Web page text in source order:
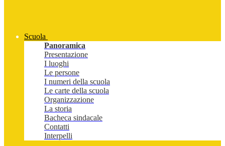
Scuola
Panoramica
Presentazione
I luoghi
Le persone
I numeri della scuola
Le carte della scuola
Organizzazione
La storia
Bacheca sindacale
Contatti
Interpelli